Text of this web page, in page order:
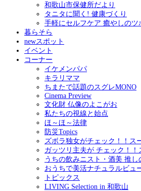
和歌山市保健所だより
タニタに聞く! 健康づくり
手軽にセルフケア 癒やしのツ
暮らそら
newスポット
イベント
コーナー
イケメンパパ
キラリママ
ちまたで話題のスグレMONO
Cinema Preview
文化財 仏像のよこがお
私たちの視線と始点
ほ～ほ～法律
防災Topics
ズボラ独女がチェック！！ス
ガッツリ主夫が チェック！！
うちの飲みニスト・酒美 推し
おうちで美活ナチュラルビュ
トピックス
LIVING Selection in 和歌山